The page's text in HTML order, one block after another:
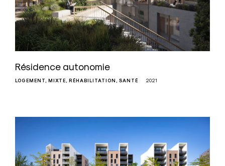
Résidence autonomie
LOGEMENT MIXTE RÉHABILITATION SANTÉ 2021